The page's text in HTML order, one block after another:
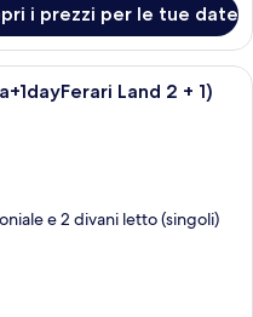
i prezzi per le tue date
stanza con due letti, una sedia
Land 2 + 1)
e 2 divani letto (singoli)